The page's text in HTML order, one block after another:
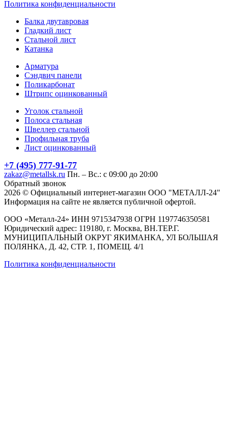
Политика конфиденциальности
Балка двутавровая
Гладкий лист
Стальной лист
Катанка
Арматура
Сэндвич панели
Поликарбонат
Штрипс оцинкованный
Уголок стальной
Полоса стальная
Швеллер стальной
Профильная труба
Лист оцинкованный
+7 (495) 777-91-77
zakaz@metallsk.ru Пн. – Вс.: с 09:00 до 20:00
Обратный звонок
2026 © Официальный интернет-магазин ООО "МЕТАЛЛ-24"
Информация на сайте не является публичной офертой.
ООО «Металл-24» ИНН 9715347938 ОГРН 1197746350581
Юридический адрес: 119180, г. Москва, ВН.ТЕР.Г.
МУНИЦИПАЛЬНЫЙ ОКРУГ ЯКИМАНКА, УЛ БОЛЬШАЯ
ПОЛЯНКА, Д. 42, СТР. 1, ПОМЕЩ. 4/1
Политика конфиденциальности